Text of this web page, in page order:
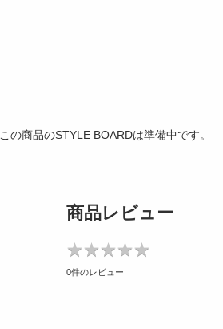
この商品のSTYLE BOARDは準備中です。
商品レビュー
★★★★★
★★★★★
0件のレビュー